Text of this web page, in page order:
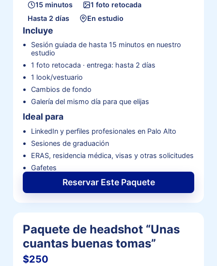
15 minutos
1 foto retocada
Hasta 2 días
En estudio
Incluye
Sesión guiada de hasta 15 minutos en nuestro
estudio
1 foto retocada · entrega: hasta 2 días
1 look/vestuario
Cambios de fondo
Galería del mismo día para que elijas
Ideal para
LinkedIn y perfiles profesionales en Palo Alto
Sesiones de graduación
ERAS, residencia médica, visas y otras solicitudes
Gafetes
Reservar Este Paquete
Paquete de headshot “Unas
cuantas buenas tomas”
$250